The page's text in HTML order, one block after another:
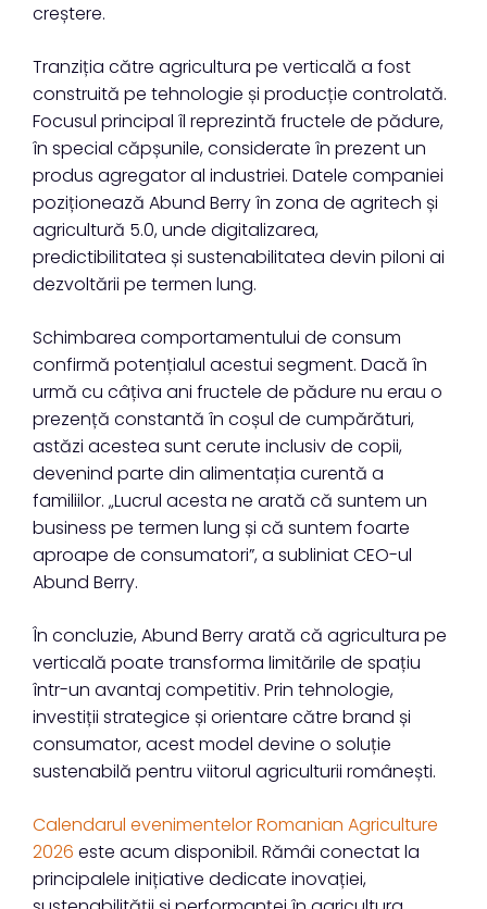
creștere.
Tranziția către agricultura pe verticală a fost
construită pe tehnologie și producție controlată.
Focusul principal îl reprezintă fructele de pădure,
în special căpșunile, considerate în prezent un
produs agregator al industriei. Datele companiei
poziționează Abund Berry în zona de agritech și
agricultură 5.0, unde digitalizarea,
predictibilitatea și sustenabilitatea devin piloni ai
dezvoltării pe termen lung.
Schimbarea comportamentului de consum
confirmă potențialul acestui segment. Dacă în
urmă cu câțiva ani fructele de pădure nu erau o
prezență constantă în coșul de cumpărături,
astăzi acestea sunt cerute inclusiv de copii,
devenind parte din alimentația curentă a
familiilor. „Lucrul acesta ne arată că suntem un
business pe termen lung și că suntem foarte
aproape de consumatori”, a subliniat CEO-ul
Abund Berry.
În concluzie, Abund Berry arată că agricultura pe
verticală poate transforma limitările de spațiu
într-un avantaj competitiv. Prin tehnologie,
investiții strategice și orientare către brand și
consumator, acest model devine o soluție
sustenabilă pentru viitorul agriculturii românești.
Calendarul evenimentelor Romanian Agriculture
2026 este acum disponibil. Rămâi conectat la
principalele inițiative dedicate inovației,